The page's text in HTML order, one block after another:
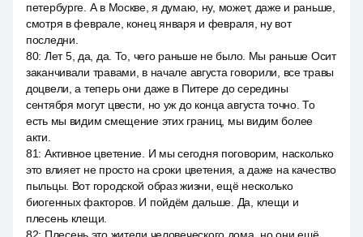
петербурге. А в Москве, я думаю, ну, может, даже и раньше,
смотря в феврале, конец января и февраля, ну вот
последни.
80: Лет 5, да, да. То, чего раньше не было. Мы раньше Осит
заканчивали травами, в начале августа говорили, все травы
доцвели, а теперь они даже в Питере до середины
сентября могут цвести, но уж до конца августа точно. То
есть мы видим смещение этих границ, мы видим более
акти.
81: Активное цветение. И мы сегодня поговорим, насколько
это влияет не просто на сроки цветения, а даже на качество
пыльцы. Вот городской образ жизни, ещё несколько
биогенных факторов. И пойдём дальше. Да, клещи и
плесень клещи.